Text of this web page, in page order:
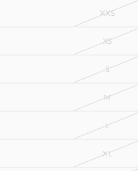
XXS
XS
S
M
L
XL